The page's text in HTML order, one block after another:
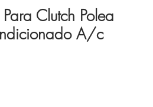
Clutch Polea
A/c